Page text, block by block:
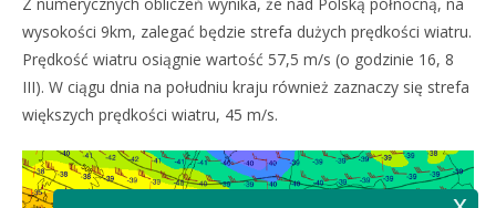
wysokości 9km, zalegać będzie strefa dużych prędkości wiatru.
Prędkość wiatru osiągnie wartość 57,5 m/s (o godzinie 16, 8
III). W ciągu dnia na południu kraju również zaznaczy się strefa
większych prędkości wiatru, 45 m/s.